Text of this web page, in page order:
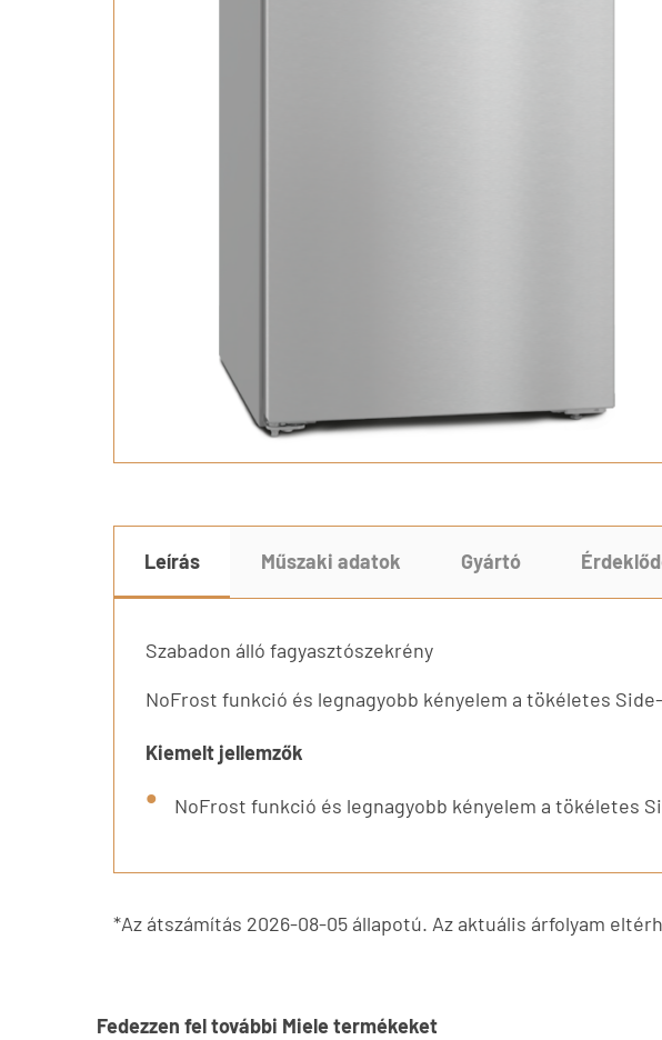
Leírás Műszaki adatok Gyártó
Szabadon álló fagyasztószekrény
NoFrost funkció és legnagyobb kényelem a tökéletes
Kiemelt jellemzők
NoFrost funkció és legnagyobb kényelem a tökéletes
*Az átszámítás 2026-08-05 állapotú. Az aktuális árfolyam
Fedezzen fel további Miele termékeket